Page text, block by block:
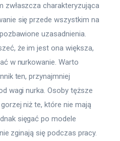
zwłaszcza charakteryzująca
się przede wszystkim na
uzasadnienia.
że im jest ona większa,
w nurkowanie. Warto
ten, przynajmniej
wagi nurka. Osoby tęższe
niż te, które nie mają
sięgać po modele
zginają się podczas pracy.